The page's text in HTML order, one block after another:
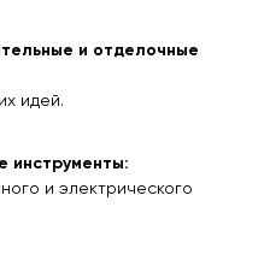
и отделочные
идей.
инструменты:
и электрического